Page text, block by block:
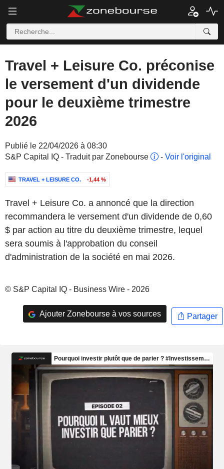
Travel + Leisure Co. préconise
le versement d'un dividende
pour le deuxième trimestre
2026
Publié le 22/04/2026 à 08:30
S&P Capital IQ - Traduit par Zonebourse
- Voir l'original
TRAVEL + LEISURE CO. -1,44 %
Travel + Leisure Co. a annoncé que la direction
recommandera le versement d'un dividende de 0,60
$ par action au titre du deuxième trimestre, lequel
sera soumis à l'approbation du conseil
d'administration de la société en mai 2026.
© S&P Capital IQ - Business Wire - 2026
Ajouter Zonebourse à vos sources Partager